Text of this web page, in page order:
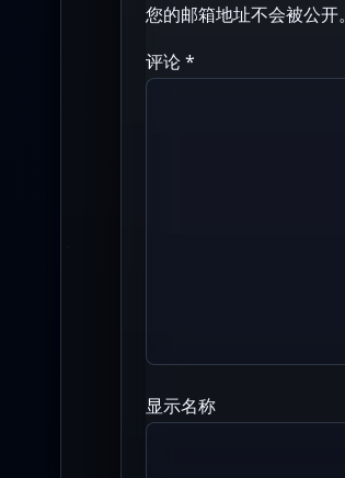
您的邮箱地址不会被公开。
评论*
显示名称